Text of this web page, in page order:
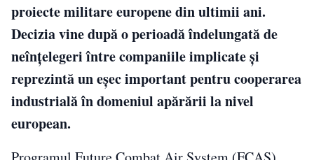
proiecte militare europene din ultimii ani.
Decizia vine după o perioadă îndelungată de
neînțelegeri între companiile implicate și
reprezintă un eșec important pentru cooperarea
industrială în domeniul apărării la nivel
european.